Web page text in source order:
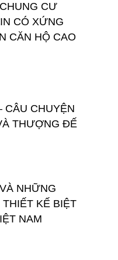
CƯ
CÓ XỨNG
CĂN HỘ CAO
CÂU CHUYỆN
THƯỢNG ĐẾ
NHỮNG
KẾ BIỆT
NAM